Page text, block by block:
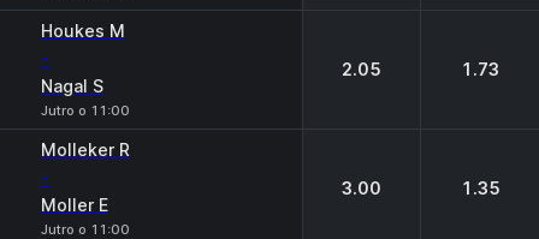
Houkes M
-
Nagal S
Jutro o 11:00
2.05 1.73
Molleker R
-
Moller E
Jutro o 11:00
3.00 1.35